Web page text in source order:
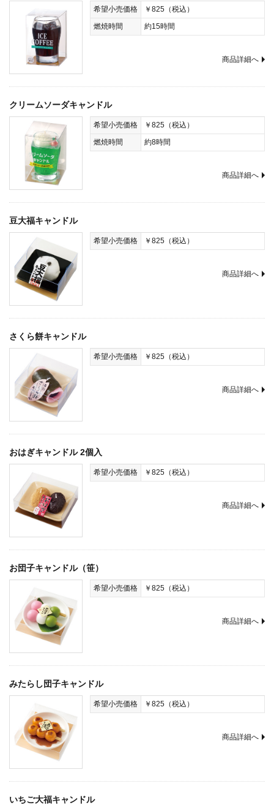
希望小売価格
￥825（税込）
燃焼時間
約15時間
商品詳細へ
クリームソーダキャンドル
希望小売価格
￥825（税込）
燃焼時間
約8時間
商品詳細へ
豆大福キャンドル
希望小売価格 ￥825（税込）
商品詳細へ
さくら餅キャンドル
希望小売価格 ￥825（税込）
商品詳細へ
おはぎキャンドル 2個入
希望小売価格 ￥825（税込）
商品詳細へ
お団子キャンドル（笹）
希望小売価格 ￥825（税込）
商品詳細へ
みたらし団子キャンドル
希望小売価格 ￥825（税込）
商品詳細へ
いちご大福キャンドル